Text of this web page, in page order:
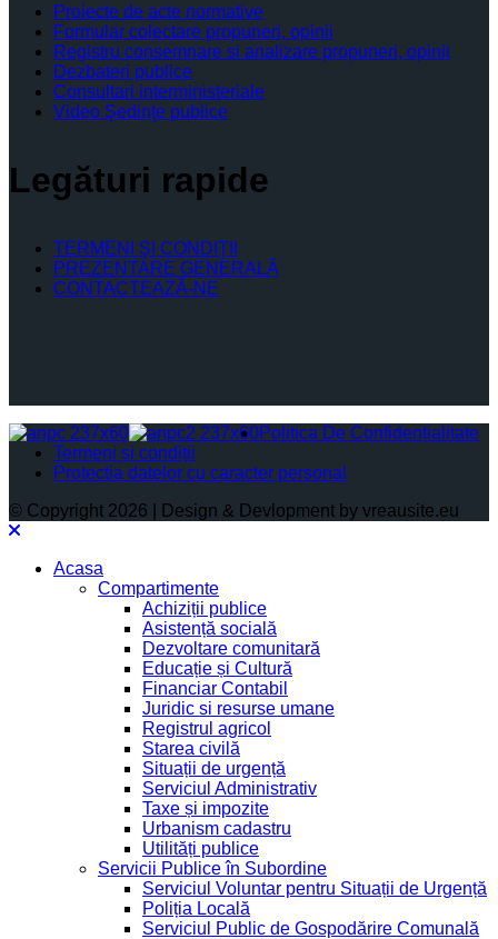
Proiecte de acte normative
Formular colectare propuneri, opinii
Registru consemnare si analizare propuneri, opinii
Dezbateri publice
Consultari interministeriale
Video Şedinţe publice
Legături rapide
TERMENI ŞI CONDIŢII
PREZENTARE GENERALĂ
CONTACTEAZĂ-NE
Politica De Confidențialitate
Termeni și condiții
Protectia datelor cu caracter personal
© Copyright 2026 | Design & Devlopment by vreausite.eu
Acasa
Compartimente
Achiziții publice
Asistență socială
Dezvoltare comunitară
Educație și Cultură
Financiar Contabil
Juridic si resurse umane
Registrul agricol
Starea civilă
Situații de urgență
Serviciul Administrativ
Taxe și impozite
Urbanism cadastru
Utilități publice
Servicii Publice în Subordine
Serviciul Voluntar pentru Situații de Urgență
Poliția Locală
Serviciul Public de Gospodărire Comunală